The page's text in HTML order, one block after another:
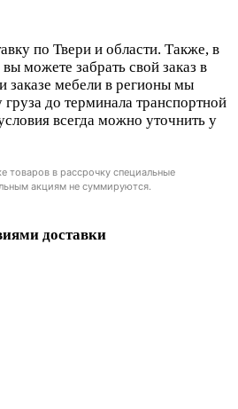
по Твери и области. Также, в
можете забрать свой заказ в
заказе мебели в регионы мы
до терминала транспортной
всегда можно уточнить у
товаров в рассрочку специальные
акциям не суммируются.
доставки